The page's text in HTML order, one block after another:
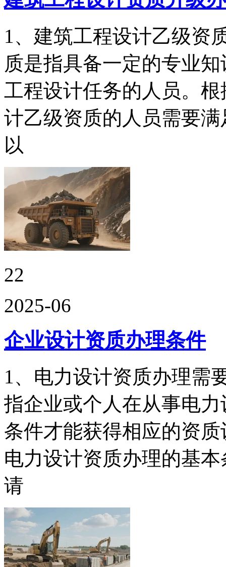
1、建筑工程设计乙级资
质是指具备一定的专业
工程设计任务的人员。
计乙级资质的人员需要
以
22
2025-06
企业设计资质办理条件
1、电力设计资质办理需
指企业或个人在从事电
条件才能获得相应的资
电力设计资质办理的基
请